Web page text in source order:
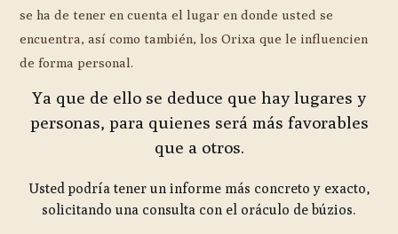
se ha de tener en cuenta el lugar en donde usted se
encuentra, así como también, los Orixa que le influencien
de forma personal.
Ya que de ello se deduce que hay lugares y
personas, para quienes será más favorables
que a otros.
Usted podría tener un informe más concreto y exacto,
solicitando una consulta con el oráculo de búzios.